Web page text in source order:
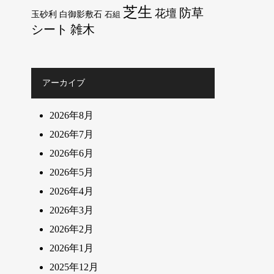
玉砂利 白御影敷石 石組 芝生 花壇 防草
シート 雑木
アーカイブ
2026年8月
2026年7月
2026年6月
2026年5月
2026年4月
2026年3月
2026年2月
2026年1月
2025年12月